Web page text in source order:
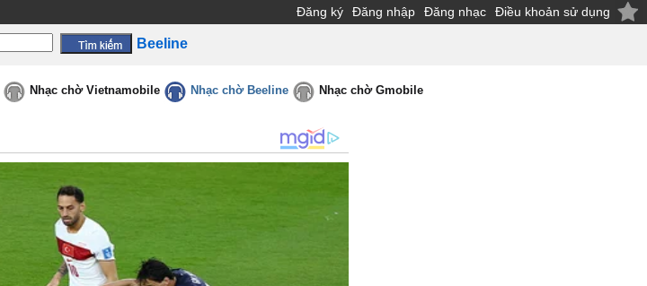
Đăng ký Đăng nhập Đăng nhạc Điều khoản sử dụng
Beeline
Nhạc chờ Vietnamobile Nhạc chờ Beeline Nhạc chờ Gmobile